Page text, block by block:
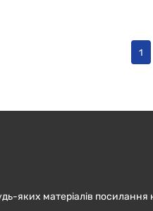
1
яких матеріалів посилання